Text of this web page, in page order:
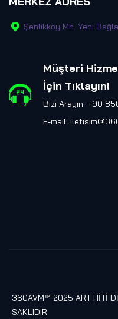
Şenlikköy Mh. Yeni
Müşteri
İçin Tıklayın!
Bizi Arayın: +90
E-mail:
360AVM™ 2025 ART HİTİ
SAKLIDIR